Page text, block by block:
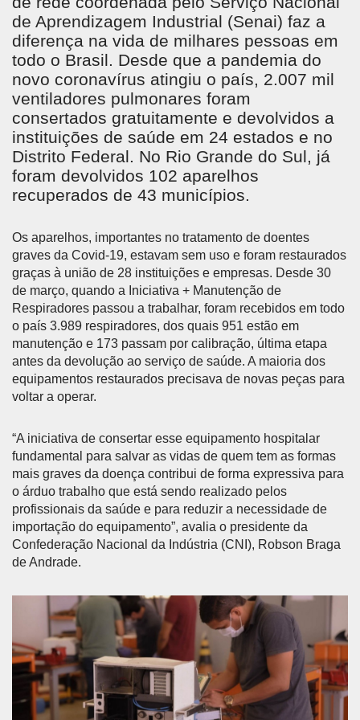
de Aprendizagem Industrial (Senai) faz a
diferença na vida de milhares pessoas em
todo o Brasil. Desde que a pandemia do
novo coronavírus atingiu o país, 2.007 mil
ventiladores pulmonares foram
consertados gratuitamente e devolvidos a
instituições de saúde em 24 estados e no
Distrito Federal. No Rio Grande do Sul, já
foram devolvidos 102 aparelhos
recuperados de 43 municípios.
Os aparelhos, importantes no tratamento de doentes
graves da Covid-19, estavam sem uso e foram restaurados
graças à união de 28 instituições e empresas. Desde 30
de março, quando a Iniciativa + Manutenção de
Respiradores passou a trabalhar, foram recebidos em todo
o país 3.989 respiradores, dos quais 951 estão em
manutenção e 173 passam por calibração, última etapa
antes da devolução ao serviço de saúde. A maioria dos
equipamentos restaurados precisava de novas peças para
voltar a operar.
“A iniciativa de consertar esse equipamento hospitalar
fundamental para salvar as vidas de quem tem as formas
mais graves da doença contribui de forma expressiva para
o árduo trabalho que está sendo realizado pelos
profissionais da saúde e para reduzir a necessidade de
importação do equipamento”, avalia o presidente da
Confederação Nacional da Indústria (CNI), Robson Braga
de Andrade.
Anterior